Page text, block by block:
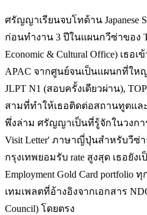
ศรัญญาเรียนจบโทด้าน Japanese
ก่อนทำงาน 3 ปีในแผนกวีซ่าของ
Economic & Cultural Office) เธอ
APAC จากศูนย์จนเป็นแผนกที่ใ
JLPT N1 (สอบครั้งเดียวผ่าน),
สามที่ทำให้เธอติดต่อสถานทูตแล
พึ่งล่าม ศรัญญาเป็นที่รู้จักในวงการ
Visit Letter' ภาษาญี่ปุ่นสำหรับวี
กรุงเทพยอมรับ rate สูงสุด เธอยังเ
Employment Gold Card portfolio
เทมเพลตที่อ้างอิงจากเอกสาร
Council) โดยตรง